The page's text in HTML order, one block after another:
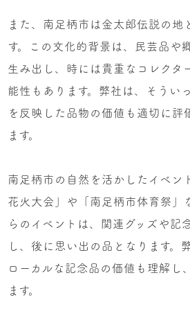
また、南足柄市は金太郎伝説の地
す。この文化的背景は、民芸品や
生み出し、時には貴重なコレクタ
能性もあります。弊社は、そうい
を反映した品物の価値も適切に評
ます。
南足柄市の自然を活かしたイベン
花火大会」や「南足柄市体育祭」
らのイベントは、関連グッズや記
し、後に思い出の品となります。
ローカルな記念品の価値も理解し
ます。